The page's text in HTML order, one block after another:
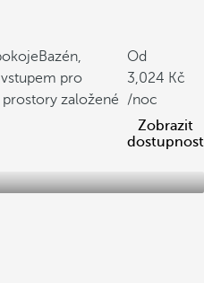
Bazén,
pro
založené
Od
3,024
/noc
Zobrazit
dostupnost